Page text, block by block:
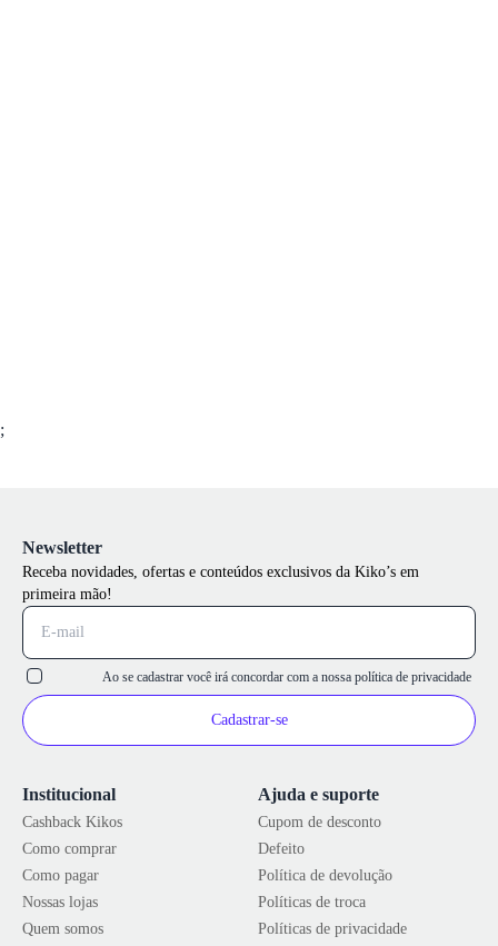
;
Institucional
Cashback Kikos
Como comprar
Como pagar
Nossas lojas
Quem somos
Ajuda e suporte
Cupom de desconto
Defeito
Política de devolução
Políticas de troca
Políticas de privacidade
Newsletter
Receba novidades, ofertas e conteúdos exclusivos da Kiko’s em
primeira mão!
Ao se cadastrar você irá concordar com a nossa política de privacidade
Cadastrar-se